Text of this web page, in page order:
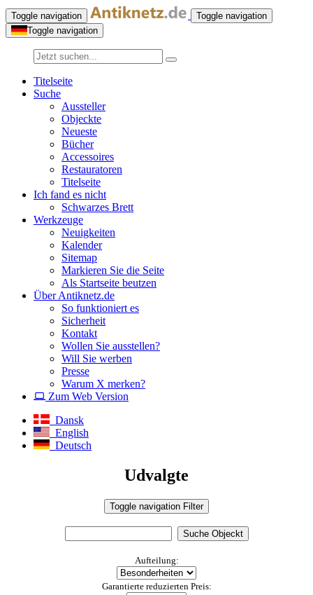
Toggle navigation
Toggle navigation
Toggle navigation
Titelseite
Suche
Aussteller
Objeckte
Neueste
Bücher
Accessoires
Restauratoren
Titelseite
Ich fand es nicht
Schwarzes Brett
Werkzeuge
Neuigkeiten
Kalender
Sitemap
Markieren Sie die Seite
Als Startseite beutzen
Über Antiknetz.de
So funktioniert es
Sicherheit
Kontakt
Wollen Sie ausstellen?
Will Sie werben
Presse
Warum X merken?
Zum Web Version
Dansk
English
Deutsch
Udvalgte
Toggle navigation Filter
Aufteilung:
Garantierte reduzierten Preis: